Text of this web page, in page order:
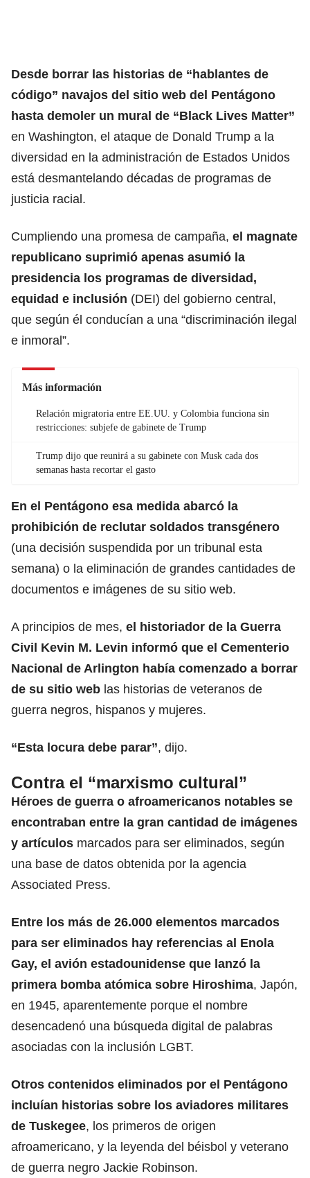
Desde borrar las historias de “hablantes de
código” navajos del sitio web del Pentágono
hasta demoler un mural de “Black Lives Matter”
en Washington, el ataque de Donald Trump a la
diversidad en la administración de Estados Unidos
está desmantelando décadas de programas de
justicia racial.
Cumpliendo una promesa de campaña, el magnate
republicano suprimió apenas asumió la
presidencia los programas de diversidad,
equidad e inclusión (DEI) del gobierno central,
que según él conducían a una “discriminación ilegal
e inmoral”.
Más información
Relación migratoria entre EE.UU. y Colombia funciona sin
restricciones: subjefe de gabinete de Trump
Trump dijo que reunirá a su gabinete con Musk cada dos
semanas hasta recortar el gasto
En el Pentágono esa medida abarcó la
prohibición de reclutar soldados transgénero
(una decisión suspendida por un tribunal esta
semana) o la eliminación de grandes cantidades de
documentos e imágenes de su sitio web.
A principios de mes, el historiador de la Guerra
Civil Kevin M. Levin informó que el Cementerio
Nacional de Arlington había comenzado a borrar
de su sitio web las historias de veteranos de
guerra negros, hispanos y mujeres.
“Esta locura debe parar”, dijo.
Contra el “marxismo cultural”
Héroes de guerra o afroamericanos notables se
encontraban entre la gran cantidad de imágenes
y artículos marcados para ser eliminados, según
una base de datos obtenida por la agencia
Associated Press.
Entre los más de 26.000 elementos marcados
para ser eliminados hay referencias al Enola
Gay, el avión estadounidense que lanzó la
primera bomba atómica sobre Hiroshima, Japón,
en 1945, aparentemente porque el nombre
desencadenó una búsqueda digital de palabras
asociadas con la inclusión LGBT.
Otros contenidos eliminados por el Pentágono
incluían historias sobre los aviadores militares
de Tuskegee, los primeros de origen
afroamericano, y la leyenda del béisbol y veterano
de guerra negro Jackie Robinson.